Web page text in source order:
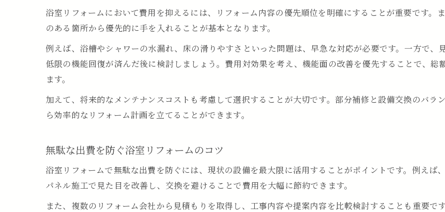
浴室リフォームでおすすめの工事と費用感
納得の浴室リフォーム選択肢を費用から考える
納得の費用で快適浴室を手に入れる秘訣
浴室リフォーム費用と快適さの両立方法
長期的視点で浴室リフォーム費用を考える
浴室リフォームにおいて費用を抑えるには、リフォーム内容の優先順位を明確にすることが重要です。
のある箇所から優先的に手を入れることが基本となります。
例えば、浴槽やシャワーの水漏れ、床の滑りやすさといった問題は、早急な対応が必要です。一方で、
低限の機能回復が済んだ後に検討しましょう。費用対効果を考え、機能面の改善を優先することで、
ます。
加えて、将来的なメンテナンスコストも考慮して選択することが大切です。部分補修と設備交換のバラ
ら効率的なリフォーム計画を立てることができます。
無駄な出費を防ぐ浴室リフォームのコツ
浴室リフォームで無駄な出費を防ぐには、現状の設備を最大限に活用することがポイントです。例えば
パネル施工で見た目を改善し、交換を避けることで費用を大幅に節約できます。
また、複数のリフォーム会社から見積もりを取得し、工事内容や提案内容を比較検討することも重要で
お問い合わせはこちら
お問い合わせはこちら